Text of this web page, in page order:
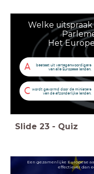
Welke
Het
A
bestaat uit vertegenwoordigers
van alle Europese landen.
C wordt gevormd door de ministers
van de afzonderlijke landen.
Slide 23 - Quiz
Een gezamenlijke Europese
effectiever dan